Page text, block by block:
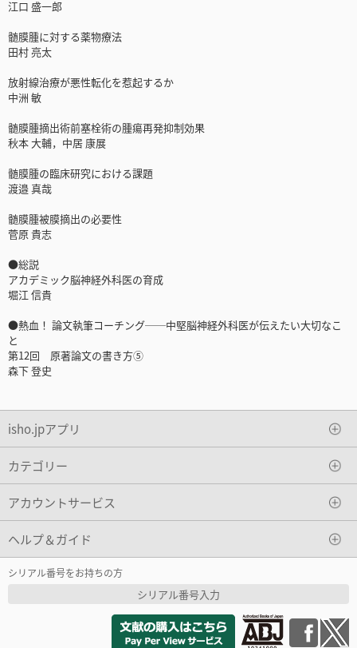
江口 盛一郎
髄膜腫に対する薬物療法
田村 亮太
放射線治療が悪性転化を惹起するか
中洲 敏
髄膜腫摘出術前塞栓術の腫瘍再発抑制効果
秋本 大輔，中居 康展
髄膜腫の臨床研究における課題
渡邉 真哉
髄膜腫被膜摘出の必要性
菅原 貴志
●総説
アカデミック脳神経外科医の育成
堀江 信貴
●熱血！ 論文執筆コーチング──中堅脳神経外科医が伝えたい大切なこ
と
第12回 原著論文の書き方⑤
森下 登史
isho.jpアプリ
カテゴリー
アカウントサービス
ヘルプ＆ガイド
シリアル番号をお持ちの方
シリアル番号入力